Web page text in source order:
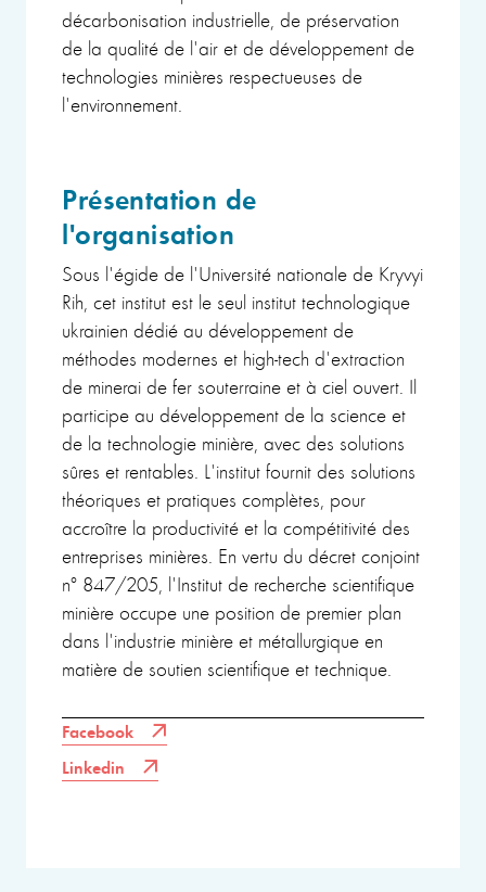
décarbonisation industrielle, de préservation
de la qualité de l'air et de développement de
technologies minières respectueuses de
l'environnement.
Présentation de
l'organisation
Sous l'égide de l'Université nationale de Kryvyi
Rih, cet institut est le seul institut technologique
ukrainien dédié au développement de
méthodes modernes et high-tech d'extraction
de minerai de fer souterraine et à ciel ouvert. Il
participe au développement de la science et
de la technologie minière, avec des solutions
sûres et rentables. L'institut fournit des solutions
théoriques et pratiques complètes, pour
accroître la productivité et la compétitivité des
entreprises minières. En vertu du décret conjoint
n° 847/205, l'Institut de recherche scientifique
minière occupe une position de premier plan
dans l'industrie minière et métallurgique en
matière de soutien scientifique et technique.
Facebook
Linkedin